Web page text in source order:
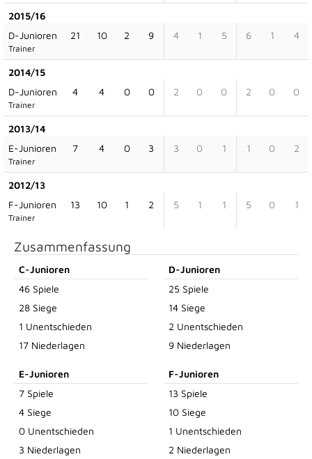
2015/16
D-Junioren
Trainer
21 10 2 9 4 1 5 6 1 4
2014/15
D-Junioren
Trainer
4 4 0 0 2 0 0 2 0 0
2013/14
E-Junioren
Trainer
7 4 0 3 3 0 1 1 0 2
2012/13
F-Junioren
Trainer
13 10 1 2 5 1 1 5 0 1
Zusammenfassung
C-Junioren
46 Spiele
28 Siege
1 Unentschieden
17 Niederlagen
D-Junioren
25 Spiele
14 Siege
2 Unentschieden
9 Niederlagen
E-Junioren
7 Spiele
4 Siege
0 Unentschieden
3 Niederlagen
F-Junioren
13 Spiele
10 Siege
1 Unentschieden
2 Niederlagen